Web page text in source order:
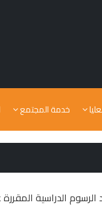
خدمة المجتمع
الرسوم الدراسية